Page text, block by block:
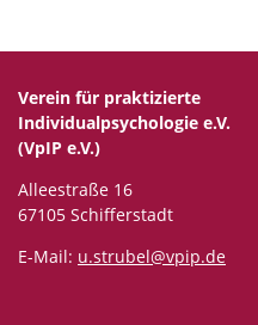
Verein für praktizierte
Individualpsychologie e.V.
(VpIP e.V.)
Alleestraße 16
67105 Schifferstadt
E-Mail: u.strubel@vpip.de